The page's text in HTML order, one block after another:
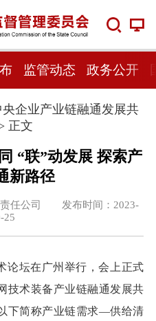
监管动态 政务公开
央企业产业链融通发展共
正文
“联”动发展 探索产
新路径
责任公司 发布时间：2023-
25
论坛在广州举行，会上正式
技术装备产业链融通发展共
下简称产业链需求—供给清